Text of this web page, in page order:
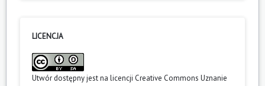
LICENCJA
Utwór dostępny jest na licencji Creative Commons Uznanie